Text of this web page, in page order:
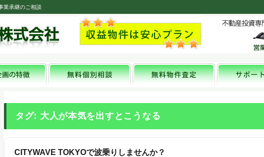
業承継のご相談
タグ: 大人が本気を出すとこうなる
CITYWAVE TOKYOで波乗りしませんか？